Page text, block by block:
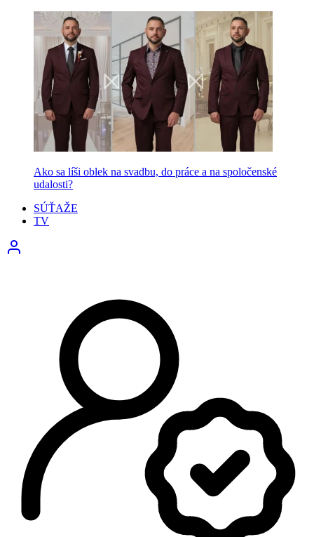
Ako sa líši oblek na svadbu, do práce a na spoločenské
udalosti?
SÚŤAŽE
TV